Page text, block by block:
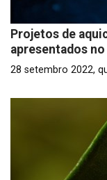
Projetos de
apresentados no
28 setembro 2022,